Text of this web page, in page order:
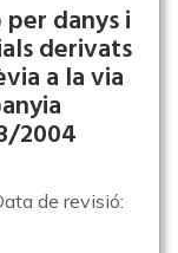
danys i
derivats
a la via
2004
de revisió: